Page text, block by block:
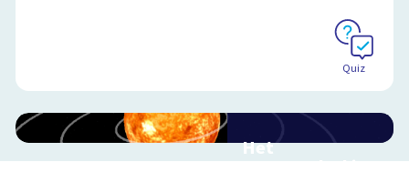
Quiz
Het
zonnestelsel in